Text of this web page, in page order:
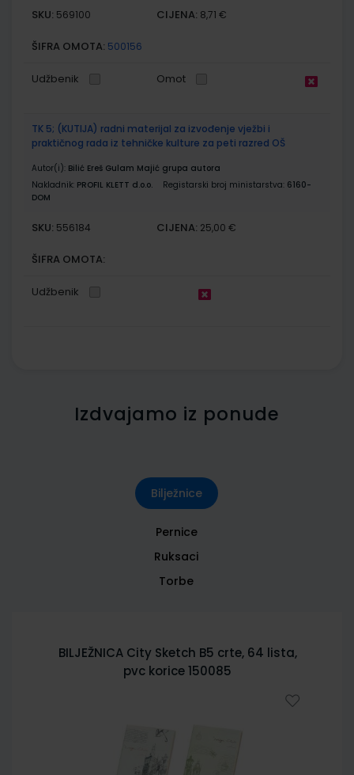
SKU: 569100 CIJENA: 8,71 €
ŠIFRA OMOTA: 500156
Udžbenik Omot
TK 5; (KUTIJA) radni materijal za izvođenje vježbi i
praktičnog rada iz tehničke kulture za peti razred OŠ
Autor(i): Bilić Ereš Gulam Majić grupa autora
Nakladnik: PROFIL KLETT d.o.o. Registarski broj ministarstva: 6160-
DOM
SKU: 556184 CIJENA: 25,00 €
ŠIFRA OMOTA:
Udžbenik
Izdvajamo iz ponude
Bilježnice
Pernice
Ruksaci
Torbe
BILJEŽNICA City Sketch B5 crte, 64 lista,
pvc korice 150085